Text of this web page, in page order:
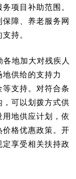
项目补助范围。
障、养老服务网
持。
地加大对残疾人
供给的支持力
支持。对符合条
可以划拨方式供
地供应计划，依
格优惠政策。开
享受相关扶持政